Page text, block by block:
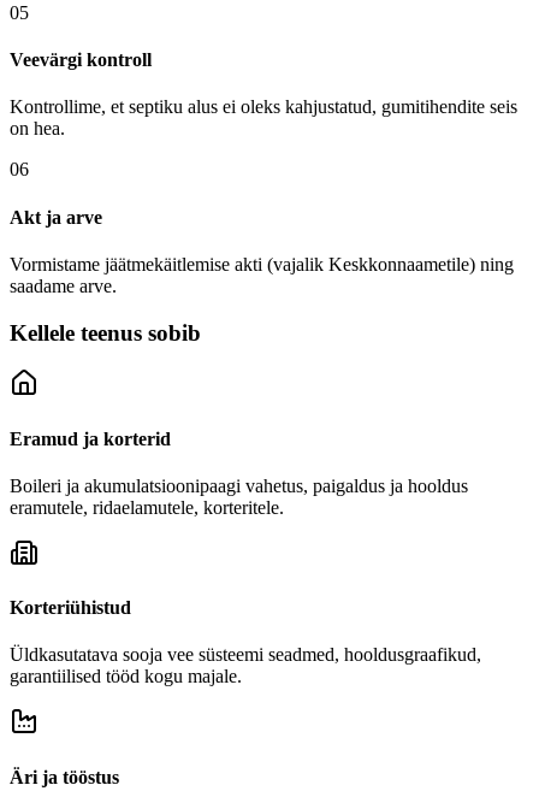
05
Veevärgi kontroll
Kontrollime, et septiku alus ei oleks kahjustatud, gumitihendite seis
on hea.
06
Akt ja arve
Vormistame jäätmekäitlemise akti (vajalik Keskkonnaametile) ning
saadame arve.
Kellele teenus sobib
Eramud ja korterid
Boileri ja akumulatsioonipaagi vahetus, paigaldus ja hooldus
eramutele, ridaelamutele, korteritele.
Korteriühistud
Üldkasutatava sooja vee süsteemi seadmed, hooldusgraafikud,
garantiilised tööd kogu majale.
Äri ja tööstus